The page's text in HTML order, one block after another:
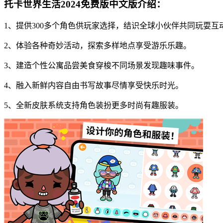
托卡世界生活2024免费版中文版介绍：
1、提供300多个角色供玩家选择，结识全球小伙伴共同玩耍互
2、体验各种奇妙活动，探索多样地点享受游乐乐趣。
3、建造个性公寓品尝美食穿梭不同场景发现趣味事件。
4、融入新鲜内容自由书写故事尽情享受快乐时光。
5、全新皮肤系统支持角色装扮更多时尚有趣服装。